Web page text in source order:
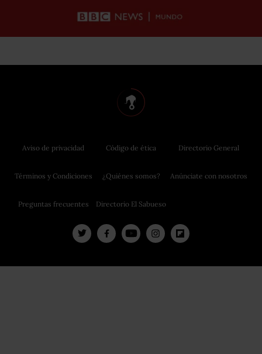
Aviso de privacidad
Términos y Condiciones
Preguntas frecuentes
Código de ética
¿Quiénes somos?
Directorio El Sabueso
Directorio General
Anúnciate con nosotros